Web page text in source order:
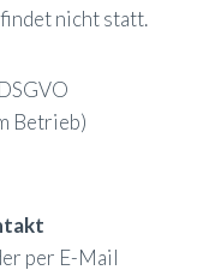
nicht statt.
Betrieb)
per E-Mail